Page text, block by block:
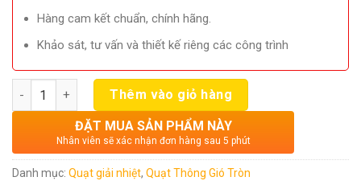
Hàng cam kết chuẩn, chính hãng.
Khảo sát, tư vấn và thiết kế riêng các công trình
Số lượng Thêm vào giỏ hàng
ĐẶT MUA SẢN PHẨM NÀY
Nhân viên sẽ xác nhận đơn hàng sau 5 phút
Danh mục: Quạt giải nhiệt, Quạt Thông Gió Tròn